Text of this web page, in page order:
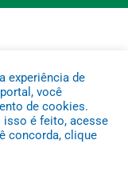
experiência de
você
de cookies.
isso é feito, acesse
concorda, clique